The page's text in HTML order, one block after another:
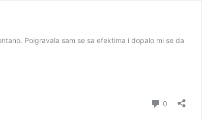
Poigravala sam se sa efektima i dopalo mi se da
0